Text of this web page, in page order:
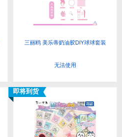
三丽鸥 美乐蒂奶油胶DIY球球套装
无法使用
即将到货